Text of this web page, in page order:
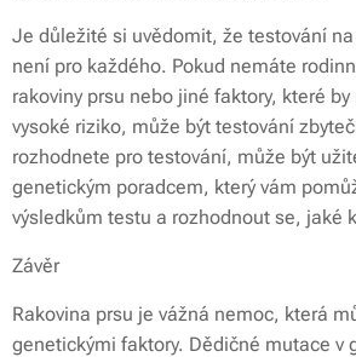
Je důležité si uvědomit, že testování
není pro každého. Pokud nemáte
rakoviny prsu nebo jiné faktory, které
vysoké riziko, může být testování
rozhodnete pro testování, může být
genetickým poradcem, který vám
výsledkům testu a rozhodnout se, jaké
Závěr
Rakovina prsu je vážná nemoc, která
genetickými faktory. Dědičné mutace v